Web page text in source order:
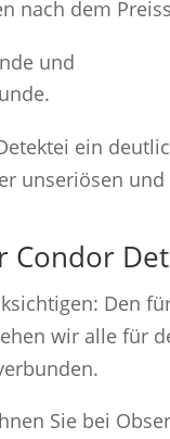
nach dem
und
ein
unseriösen
Condor
Den
wir alle für
Sie bei